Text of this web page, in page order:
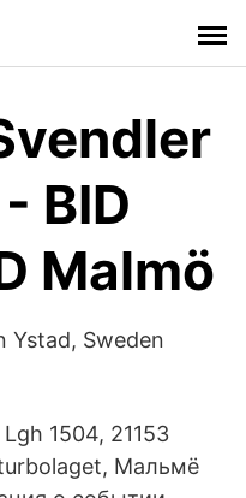
BID
Malmö
Ystad, Sweden
1504, 21153
Мальмё